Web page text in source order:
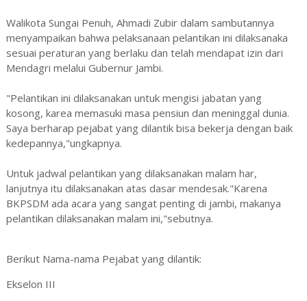
Walikota Sungai Penuh, Ahmadi Zubir dalam sambutannya
menyampaikan bahwa pelaksanaan pelantikan ini dilaksanaka
sesuai peraturan yang berlaku dan telah mendapat izin dari
Mendagri melalui Gubernur Jambi.
"Pelantikan ini dilaksanakan untuk mengisi jabatan yang
kosong, karea memasuki masa pensiun dan meninggal dunia.
Saya berharap pejabat yang dilantik bisa bekerja dengan baik
kedepannya,"ungkapnya.
Untuk jadwal pelantikan yang dilaksanakan malam har,
lanjutnya itu dilaksanakan atas dasar mendesak."Karena
BKPSDM ada acara yang sangat penting di jambi, makanya
pelantikan dilaksanakan malam ini,"sebutnya.
Berikut Nama-nama Pejabat yang dilantik:
Ekselon III